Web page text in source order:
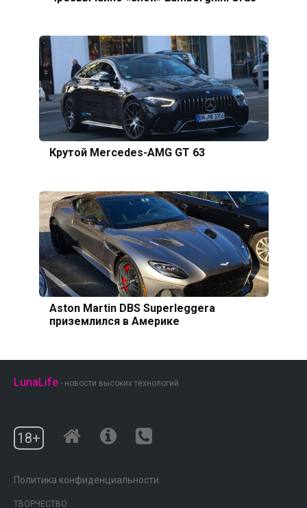
Крутой Mercedes-AMG GT 63
Aston Martin DBS Superleggera
приземлился в Америке
LunaLife - новости высоких технологий
18+
Политика конфиденциальности
ТВОРЧЕСТВО